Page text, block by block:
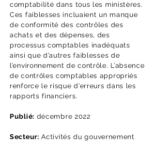
comptabilité dans tous les ministères.
Ces faiblesses incluaient un manque
de conformité des contrôles des
achats et des dépenses, des
processus comptables inadéquats
ainsi que d’autres faiblesses de
l’environnement de contrôle. L’absence
de contrôles comptables appropriés
renforce le risque d’erreurs dans les
rapports financiers.
Publié: décembre 2022
Secteur: Activités du gouvernement